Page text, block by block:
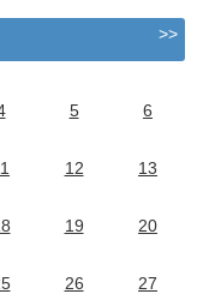
>>
5 6
12 13
19 20
26 27